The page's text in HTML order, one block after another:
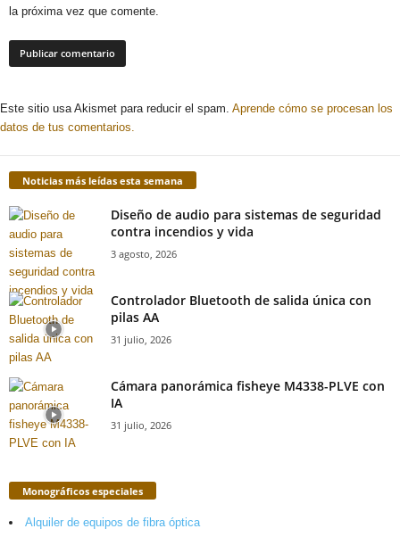
la próxima vez que comente.
Este sitio usa Akismet para reducir el spam. Aprende cómo se procesan los
datos de tus comentarios.
Noticias más leídas esta semana
Diseño de audio para sistemas de seguridad
contra incendios y vida
3 agosto, 2026
Controlador Bluetooth de salida única con
pilas AA
31 julio, 2026
Cámara panorámica fisheye M4338-PLVE con
IA
31 julio, 2026
Monográficos especiales
Alquiler de equipos de fibra óptica